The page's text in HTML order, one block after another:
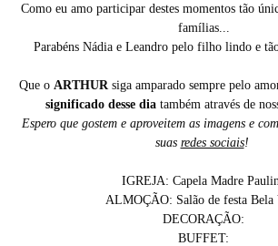
Como eu amo participar destes momentos tão
famílias...
Parabéns Nádia e Leandro pelo filho lindo e
Que o ARTHUR siga amparado sempre pelo
significado desse dia também através de
Espero que gostem e aproveitem as imagens e
suas redes sociais!
IGREJA: Capela Madre
ALMOÇÃO: Salão de festa Bela
DECORAÇÃO:
BUFFET: